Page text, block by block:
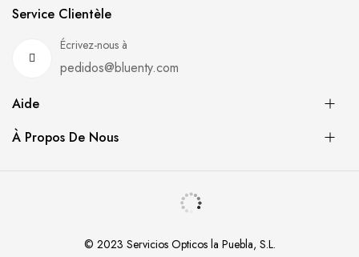
Service Clientèle
Écrivez-nous à
pedidos@bluenty.com
Aide
À Propos De Nous
© 2023 Servicios Opticos la Puebla, S.L.